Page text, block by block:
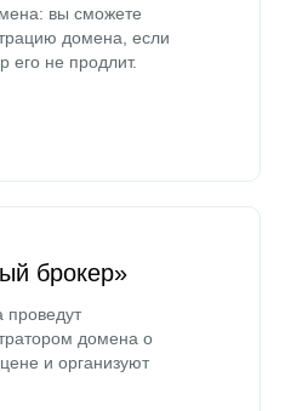
вы сможете
домена, если
его не продлит.
брокер»
проведут
домена о
и организуют